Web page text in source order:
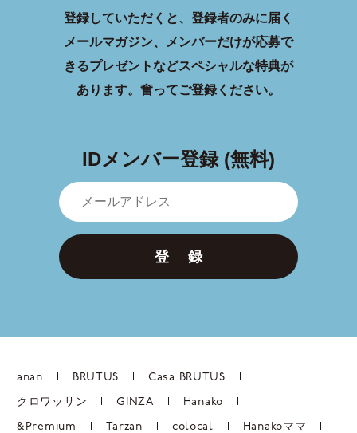
登録していただくと、登録者のみに届く
メールマガジン、メンバーだけが応募で
きるプレゼントなどスペシャルな特典が
あります。 奮ってご登録ください。
IDメンバー登録 (無料)
登 録
anan BRUTUS Casa BRUTUS
クロワッサン GINZA Hanako
&Premium Tarzan colocal Hanakoママ